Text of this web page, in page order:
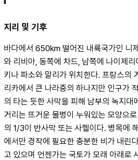
지리 및 기후
바다에서 650km 떨어진 내륙국가인 니
와 리비아, 동쪽에 차드, 남쪽에 나이제
키나 파소와 말리가 위치한다. 프랑스의
리카에서 큰 나라중의 하나지만 인구가
의 타는 듯한 사막을 피해 남부의 녹지대
거리는 뜨거운 물병이 누워있는 모양으
의 1/3이 반사막 또는 사헬이다. 병목에
에서만 경작에 필요한 충분한 비가 내린
고 있으며 언젠가는 국토가 모래 아래로